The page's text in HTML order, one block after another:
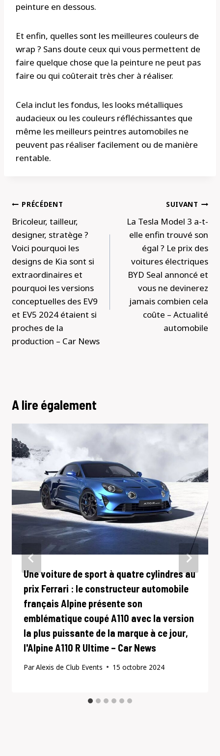
peinture en dessous.
Et enfin, quelles sont les meilleures couleurs de
wrap ? Sans doute ceux qui vous permettent de
faire quelque chose que la peinture ne peut pas
faire ou qui coûterait très cher à réaliser.
Cela inclut les fondus, les looks métalliques
audacieux ou les couleurs réfléchissantes que
même les meilleurs peintres automobiles ne
peuvent pas réaliser facilement ou de manière
rentable.
Navigation
de
l’article
PRÉCÉDENT
Bricoleur, tailleur,
designer, stratège ?
Voici pourquoi les
designs de Kia sont si
extraordinaires et
pourquoi les versions
conceptuelles des EV9
et EV5 2024 étaient si
proches de la
production – Car News
SUIVANT
La Tesla Model 3 a-t-
elle enfin trouvé son
égal ? Le prix des
voitures électriques
BYD Seal annoncé et
vous ne devinerez
jamais combien cela
coûte – Actualité
automobile
A lire également
Une voiture de sport à quatre cylindres au
prix Ferrari : le constructeur automobile
français Alpine présente son
emblématique coupé A110 avec la version
la plus puissante de la marque à ce jour,
l'Alpine A110 R Ultime – Car News
ParAlexis de Club Events 15 octobre 2024